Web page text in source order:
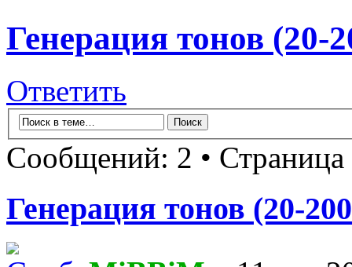
Генерация тонов (20-
Ответить
Сообщений: 2 • Страница
Генерация тонов (20-